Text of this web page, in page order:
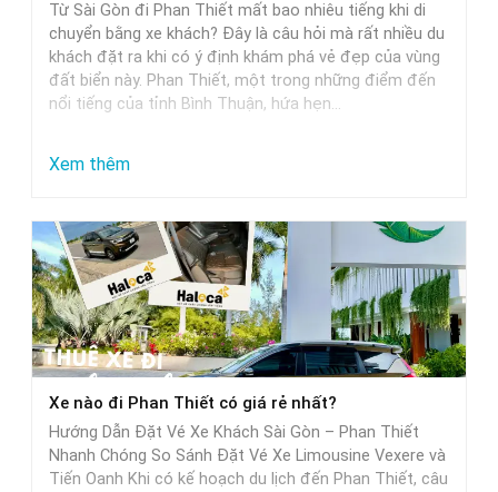
Nhất
Từ Sài Gòn đi Phan Thiết mất bao nhiêu tiếng khi di
chuyển bằng xe khách? Đây là câu hỏi mà rất nhiều du
khách đặt ra khi có ý định khám phá vẻ đẹp của vùng
đất biển này. Phan Thiết, một trong những điểm đến
nổi tiếng của tỉnh Bình Thuận, hứa hẹn…
Xem thêm:
Sài
Gòn
đi
Phan
Thiết
mất
bao
nhiêu
tiếng
Xe nào đi Phan Thiết có giá rẻ nhất?
Hướng Dẫn Đặt Vé Xe Khách Sài Gòn – Phan Thiết
Nhanh Chóng So Sánh Đặt Vé Xe Limousine Vexere và
Tiến Oanh Khi có kế hoạch du lịch đến Phan Thiết, câu